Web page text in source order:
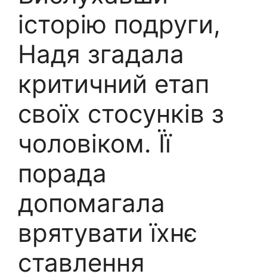
історію подруги,
Надя згадала
критичний етап
своїх стосунків з
чоловіком. Її
порада
допомагала
врятувати їхнє
ставлення